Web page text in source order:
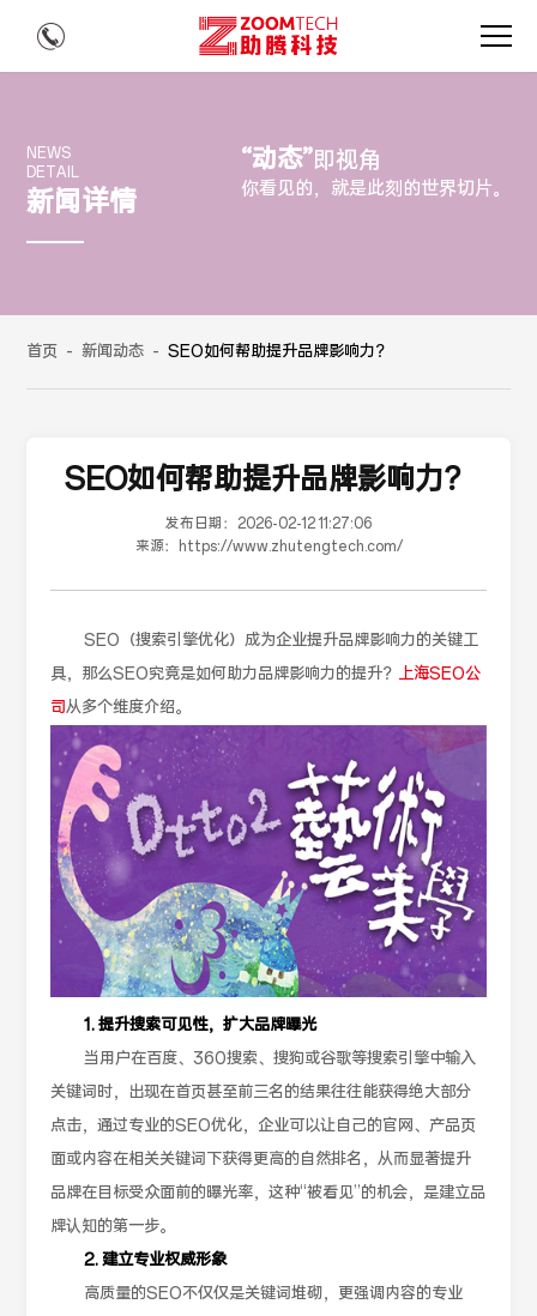
NEWS
DETAIL
新闻详情
“动态”即视角
你看见的，就是此刻的世界切片。
首页 - 新闻动态 - SEO如何帮助提升品牌影响力？
SEO如何帮助提升品牌影响力？
发布日期： 2026-02-12 11:27:06
来源：
https://www.zhutengtech.com/
SEO（搜索引擎优化）成为企业提升品牌影响力的关键工
具，那么SEO究竟是如何助力品牌影响力的提升？ 上海SEO公
司从多个维度介绍。
1. 提升搜索可见性，扩大品牌曝光
当用户在百度、360搜索、搜狗或谷歌等搜索引擎中输入
关键词时，出现在首页甚至前三名的结果往往能获得绝大部分
点击，通过专业的SEO优化，企业可以让自己的官网、产品页
面或内容在相关关键词下获得更高的自然排名，从而显著提升
品牌在目标受众面前的曝光率，这种“被看见”的机会，是建立品
牌认知的第一步。
2. 建立专业权威形象
高质量的SEO不仅仅是关键词堆砌，更强调内容的专业